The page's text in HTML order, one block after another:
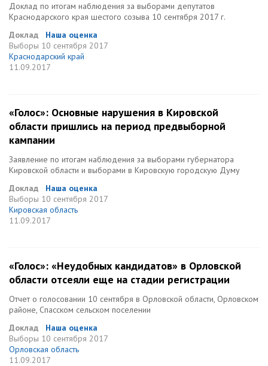
Доклад по итогам наблюдения за выборами депутатов
Краснодарского края шестого созыва 10 сентября 2017 г.
Доклад
Наша оценка
Выборы 10 сентября 2017
Краснодарский край
11.09.2017
«Голос»: Основные нарушения в Кировской
области пришлись на период предвыборной
кампании
Заявление по итогам наблюдения за выборами губернатора
Кировской области и выборами в Кировскую городскую Думу
Доклад
Наша оценка
Выборы 10 сентября 2017
Кировская область
11.09.2017
«Голос»: «Неудобных кандидатов» в Орловской
области отсеяли еще на стадии регистрации
Отчет о голосовании 10 сентября в Орловской области, Орловском
районе, Спасском сельском поселении
Доклад
Наша оценка
Выборы 10 сентября 2017
Орловская область
11.09.2017